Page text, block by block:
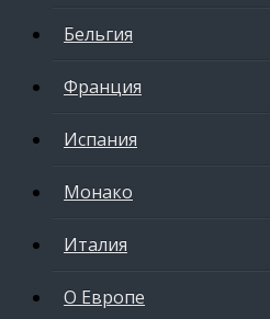
Бельгия
Франция
Испания
Монако
Италия
О Европе